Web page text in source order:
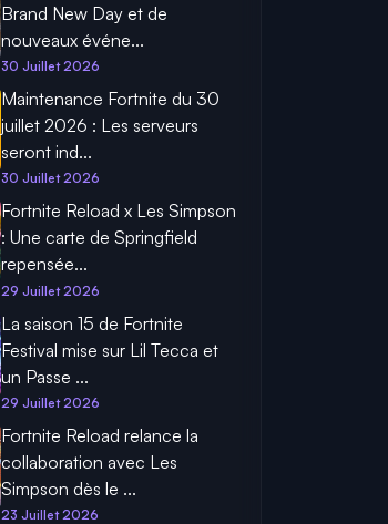
Brand New Day et de
nouveaux événe...
30 Juillet 2026
Maintenance Fortnite du 30
juillet 2026 : Les serveurs
seront ind...
30 Juillet 2026
Fortnite Reload x Les Simpson
: Une carte de Springfield
repensée...
29 Juillet 2026
La saison 15 de Fortnite
Festival mise sur Lil Tecca et
un Passe ...
29 Juillet 2026
Fortnite Reload relance la
collaboration avec Les
Simpson dès le ...
23 Juillet 2026